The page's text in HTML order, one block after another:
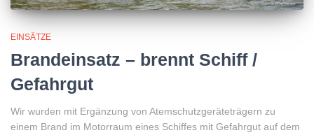
EINSÄTZE
Brandeinsatz – brennt Schiff /
Gefahrgut
Wir wurden mit Ergänzung von Atemschutzgeräteträgern zu
einem Brand im Motorraum eines Schiffes mit Gefahrgut auf dem